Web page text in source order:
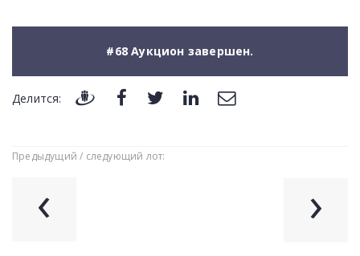
#68 Аукцион завершен.
Делится:
Предыдущий / следующий лот:
‹ ›